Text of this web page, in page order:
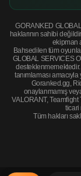
GORANKED
haklarının sahibi
ekipman
Bahsedilen tüm
GLOBAL SERVICES
desteklenmemektedir.
tanımlaması
Goranked.gg,
onaylanmamış
VALORANT,
ticari
Tüm hakları